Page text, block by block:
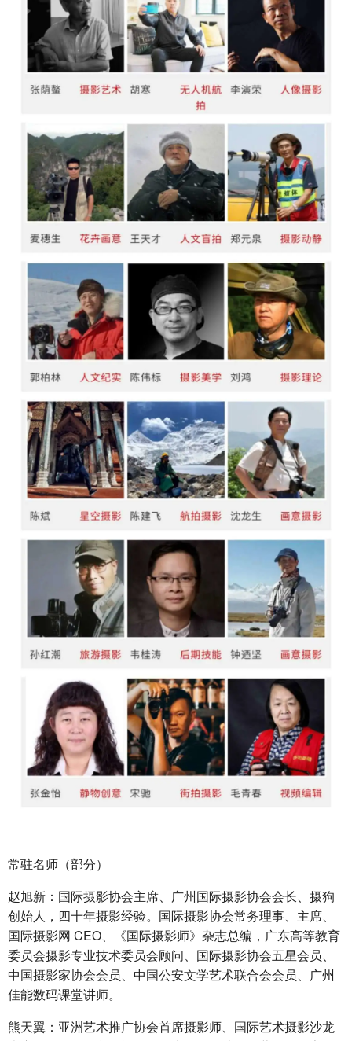
常驻名师（部分）
赵旭新：国际摄影协会主席、广州国际摄影协会会长、摄狗
创始人，四十年摄影经验。国际摄影协会常务理事、主席、
国际摄影网 CEO、《国际摄影师》杂志总编，广东高等教育
委员会摄影专业技术委员会顾问、国际摄影协会五星会员、
中国摄影家协会会员、中国公安文学艺术联合会会员、广州
佳能数码课堂讲师。
熊天翼：亚洲艺术推广协会首席摄影师、国际艺术摄影沙龙